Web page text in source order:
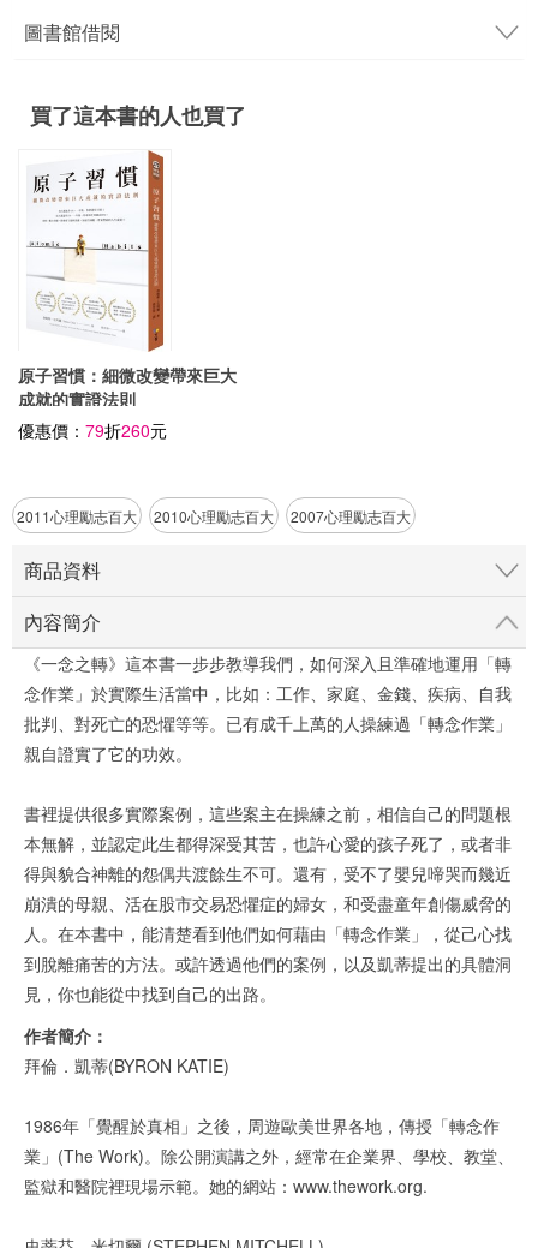
圖書館借閱
買了這本書的人也買了
原子習慣：細微改變帶來巨大
成就的實證法則
優惠價： 79折260元
2011心理勵志百大 2010心理勵志百大 2007心理勵志百大
商品資料
內容簡介
《一念之轉》這本書一步步教導我們，如何深入且準確地運用「轉
念作業」於實際生活當中，比如：工作、家庭、金錢、疾病、自我
批判、對死亡的恐懼等等。已有成千上萬的人操練過「轉念作業」
親自證實了它的功效。
書裡提供很多實際案例，這些案主在操練之前，相信自己的問題根
本無解，並認定此生都得深受其苦，也許心愛的孩子死了，或者非
得與貌合神離的怨偶共渡餘生不可。還有，受不了嬰兒啼哭而幾近
崩潰的母親、活在股市交易恐懼症的婦女，和受盡童年創傷威脅的
人。在本書中，能清楚看到他們如何藉由「轉念作業」，從己心找
到脫離痛苦的方法。或許透過他們的案例，以及凱蒂提出的具體洞
見，你也能從中找到自己的出路。
作者簡介：
拜倫．凱蒂(BYRON KATIE)
1986年「覺醒於真相」之後，周遊歐美世界各地，傳授「轉念作
業」(The Work)。除公開演講之外，經常在企業界、學校、教堂、
監獄和醫院裡現場示範。她的網站：www.thework.org.